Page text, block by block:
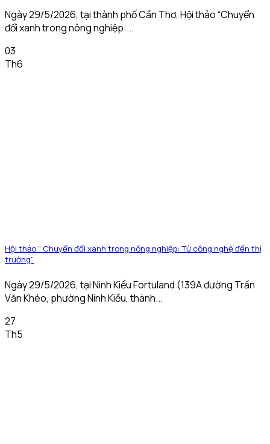
Ngày 29/5/2026, tại thành phố Cần Thơ, Hội thảo “Chuyển
đổi xanh trong nông nghiệp:...
03
Th6
Hội thảo ” Chuyển đổi xanh trong nông nghiệp: Từ công nghệ đến thị
trường”
Ngày 29/5/2026, tại Ninh Kiều Fortuland (139A đường Trần
Văn Khéo, phường Ninh Kiều, thành...
27
Th5